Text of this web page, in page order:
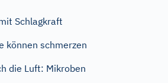
Schlagkraft
können schmerzen
die Luft: Mikroben